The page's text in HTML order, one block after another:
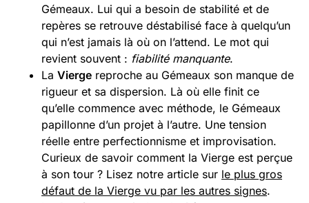
Gémeaux. Lui qui a besoin de stabilité et de
repères se retrouve déstabilisé face à quelqu’un
qui n’est jamais là où on l’attend. Le mot qui
revient souvent : fiabilité manquante.
La Vierge reproche au Gémeaux son manque de
rigueur et sa dispersion. Là où elle finit ce
qu’elle commence avec méthode, le Gémeaux
papillonne d’un projet à l’autre. Une tension
réelle entre perfectionnisme et improvisation.
Curieux de savoir comment la Vierge est perçue
à son tour ? Lisez notre article sur le plus gros
défaut de la Vierge vu par les autres signes.